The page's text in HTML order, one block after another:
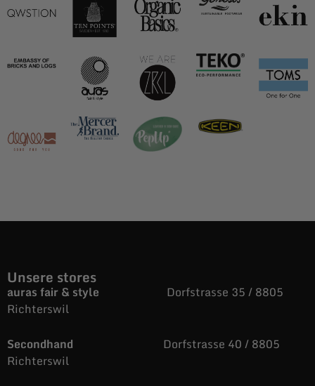
Unsere stores
auras fair & style Dorfstrasse 35 / 8805
Richterswil
Secondhand Dorfstrasse 40 / 8805
Richterswil